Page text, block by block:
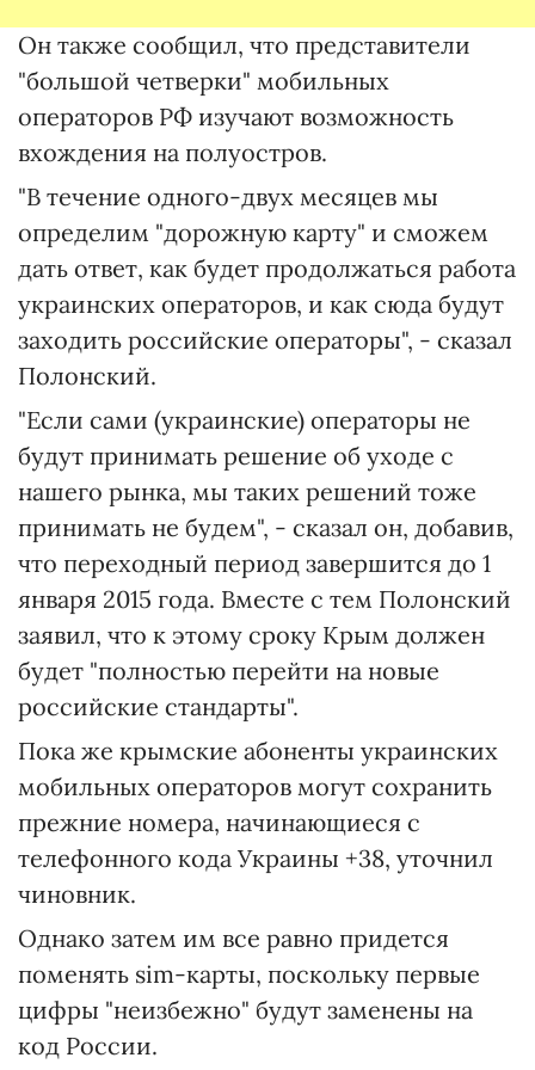
Он также сообщил, что представители
"большой четверки" мобильных
операторов РФ изучают возможность
вхождения на полуостров.
"В течение одного-двух месяцев мы
определим "дорожную карту" и сможем
дать ответ, как будет продолжаться работа
украинских операторов, и как сюда будут
заходить российские операторы", - сказал
Полонский.
"Если сами (украинские) операторы не
будут принимать решение об уходе с
нашего рынка, мы таких решений тоже
принимать не будем", - сказал он, добавив,
что переходный период завершится до 1
января 2015 года. Вместе с тем Полонский
заявил, что к этому сроку Крым должен
будет "полностью перейти на новые
российские стандарты".
Пока же крымские абоненты украинских
мобильных операторов могут сохранить
прежние номера, начинающиеся с
телефонного кода Украины +38, уточнил
чиновник.
Однако затем им все равно придется
поменять sim-карты, поскольку первые
цифры "неизбежно" будут заменены на
код России.